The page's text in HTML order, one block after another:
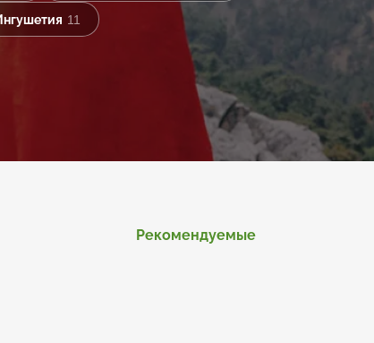
11
Рекомендуемые